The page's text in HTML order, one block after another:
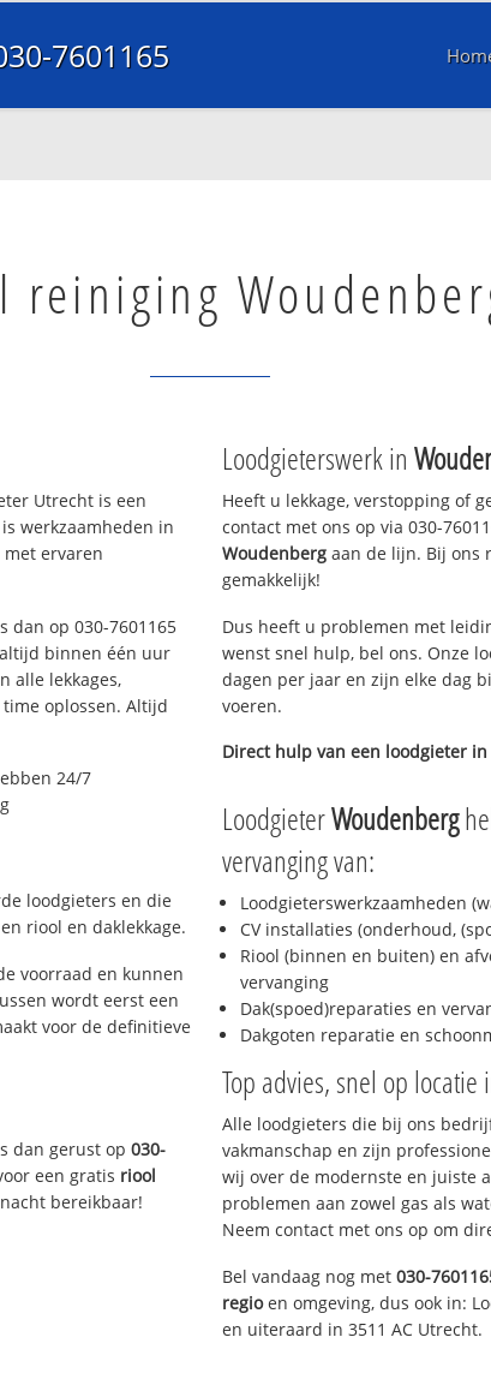
7601165
reiniging
Utrecht is een
werkzaamheden in
ervaren
dan op 030-7601165
binnen één uur
alle lekkages,
oplossen. Altijd
24/7
loodgieters en die
riool en daklekkage.
voorraad en kunnen
wordt eerst een
voor de definitieve
dan gerust op030-
een gratis riool
bereikbaar!
Loodgieterswerk in
Heeft u lekkage, verstopping of
contact met ons op via 030-
Woudenberg aan de lijn. Bij ons
gemakkelijk!
Dus heeft u problemen met
wenst snel hulp, bel ons. Onze
dagen per jaar en zijn elke dag
voeren.
Direct hulp van een loodgieter in
LoodgieterWoudenberg
vervanging van:
Loodgieterswerkzaamheden
CV installaties (onderhoud,
Riool (binnen en buiten) en
vervanging
Dak(spoed)reparaties en
Dakgoten reparatie en
Top advies, snel op locatie
Alle loodgieters die bij ons
vakmanschap en zijn
wij over de modernste en juiste
problemen aan zowel gas als
Neem contact met ons op om
Bel vandaag nog met 030-
regioen omgeving, dus ook in:
en uiteraard in 3511 AC Utrecht.